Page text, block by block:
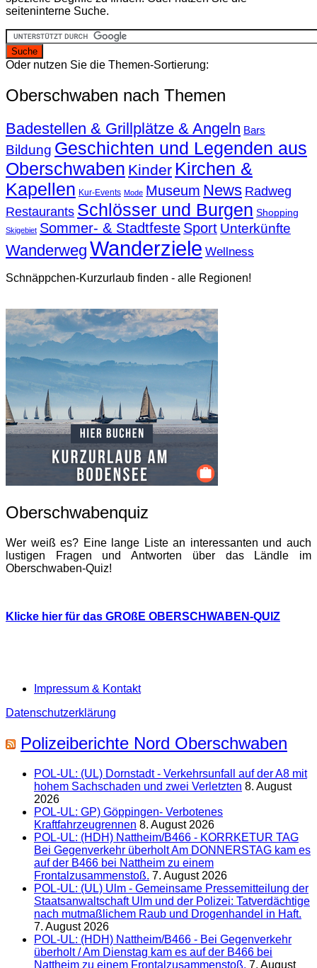
seiteninterne Suche.
Oder nutzen Sie die Themen-Sortierung:
Oberschwaben nach Themen
Badestellen & Grillplätze & Angeln Bars
Bildung Geschichten und Legenden aus
Oberschwaben Kinder Kirchen &
Kapellen Kur-Events Mode Museum News Radweg
Restaurants Schlösser und Burgen Shopping
Skigebiet Sommer- & Stadtfeste Sport Unterkünfte
Wanderweg Wanderziele Wellness
Schnäppchen-Kurzurlaub finden - alle Regionen!
Oberschwabenquiz
Wer weiß es? Eine lange Liste an interessanten und auch
lustigen Fragen und Antworten über das Ländle im
Oberschwaben-Quiz!
Klicke hier für das GROßE OBERSCHWABEN-QUIZ
Impressum & Kontakt
Datenschutzerklärung
Polizeiberichte Nord Oberschwaben
POL-UL: (UL) Dornstadt - Verkehrsunfall auf der A8 mit
hohem Sachschaden und zwei Verletzten 8. August
2026
POL-UL: GP) Göppingen- Verbotenes
Kraftfahrzeugrennen 8. August 2026
POL-UL: (HDH) Nattheim/B466 - KORRKETUR TAG
Bei Gegenverkehr überholt Am DONNERSTAG kam es
auf der B466 bei Nattheim zu einem
Frontalzusammenstoß. 7. August 2026
POL-UL: (UL) Ulm - Gemeinsame Pressemitteilung der
Staatsanwaltschaft Ulm und der Polizei: Tatverdächtige
nach mutmaßlichem Raub und Drogenhandel in Haft.
7. August 2026
POL-UL: (HDH) Nattheim/B466 - Bei Gegenverkehr
überholt / Am Dienstag kam es auf der B466 bei
Nattheim zu einem Frontalzusammenstoß. 7. August